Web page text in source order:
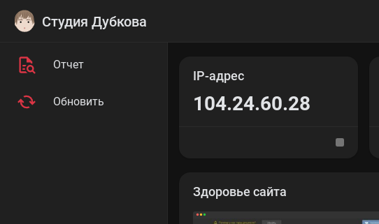
Студия Дубкова
Отчет
Обновить
IP-адрес
104.24.60.28
Здоровье сайта